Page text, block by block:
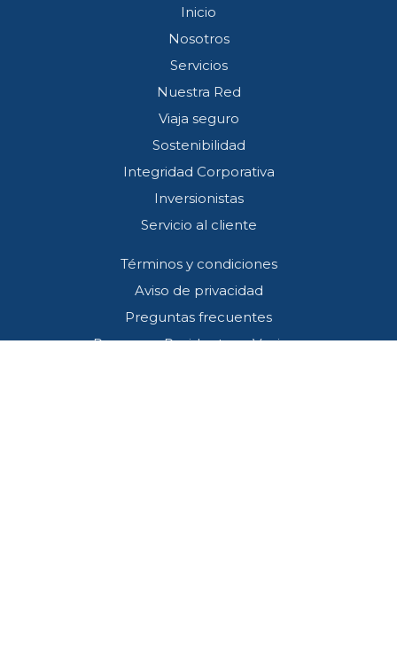
Inicio
Nosotros
Servicios
Nuestra Red
Viaja seguro
Sostenibilidad
Integridad Corporativa
Inversionistas
Servicio al cliente
Términos y condiciones
Aviso de privacidad
Preguntas frecuentes
Programa Residentes y Vecinos